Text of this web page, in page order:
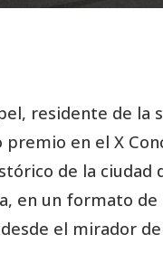
residente de la
en el X
de la ciudad
en un formato de
el mirador